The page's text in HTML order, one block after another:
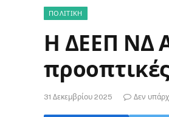
ΠΟΛΙΤΙΚΉ
Η ΔΕΕΠ ΝΔ
31 Δεκεμβρίου 2025 Δεν